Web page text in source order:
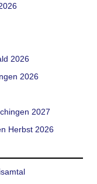
2026
2026
2027
Herbst 2026